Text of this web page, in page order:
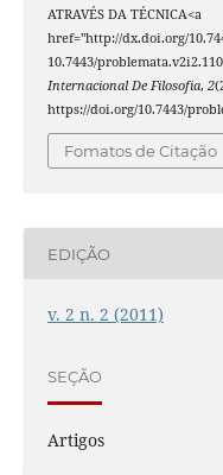
ATRAVÉS DA TÉCNICA<a
href="http://dx.doi.org/
10.7443/
Internacional De Filosofia, 2
https://doi.org/10.7443/
Fomatos de Citação
EDIÇÃO
v. 2 n. 2 (2011)
SEÇÃO
Artigos